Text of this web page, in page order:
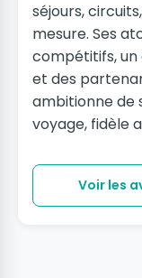
séjours,
mesure. Ses
compétitifs,
et des
ambitionne de
voyage, fidèle
Voir les